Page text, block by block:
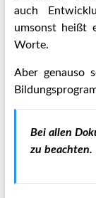
auch
umsonst heißt
Worte.
Aber genauso
Bei allen
zu beachten.